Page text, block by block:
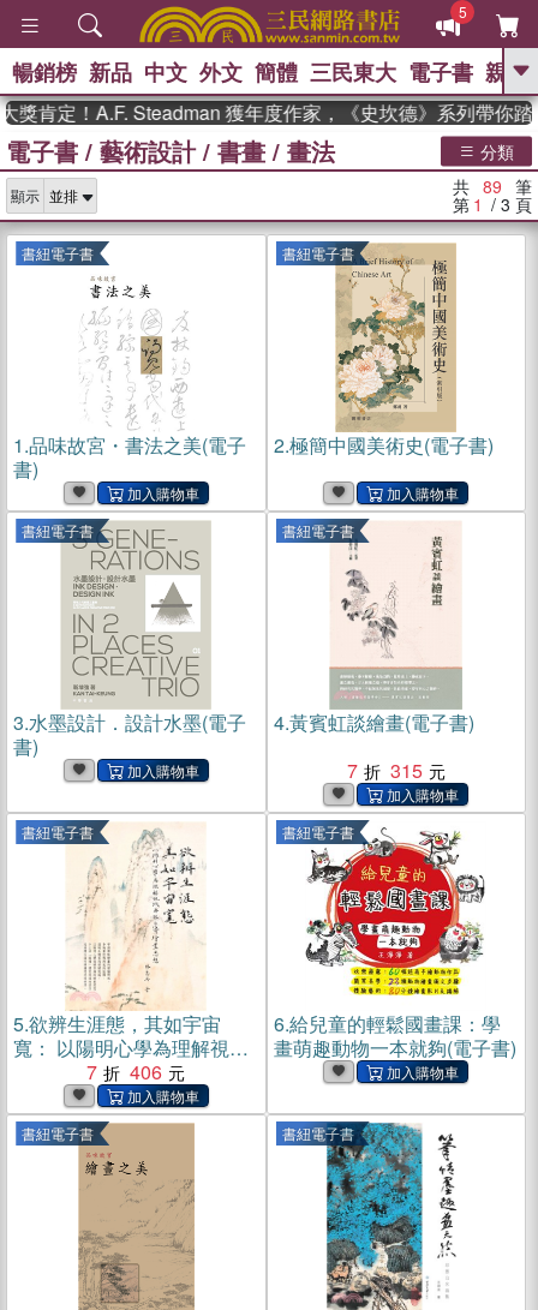
5
GO
熱搜： 東野圭吾 高希均教授回憶錄
、 The Odyssey 、 父親節 、 如果歷
國際布克
獎 臺灣漫遊錄 、 方念華 、 台灣的李
登輝時代 、 數學女孩：黎曼猜想
偉大的迷走神經
暢銷榜 新品 中文 外文 簡體 三民東大 電子書 親子
！A.F. Steadman 獲年度作家，《史坎德》系列帶你踏上熱
電子書 / 藝術設計/ 書畫 / 畫法 分類
顯示 共 89 筆
第 1 / 3 頁
書紐電子書
1.品味故宮・書法之美(電子
書)
書紐電子書
2.極簡中國美術史(電子書)
書紐電子書
3.水墨設計．設計水墨(電子
書)
書紐電子書
4.黃賓虹談繪畫(電子書)
7
315
書紐電子書
5.欲辨生涯態，其如宇宙
寬： 以陽明心學為理解視域
再探石濤繪畫思想(電子書)
7 406
書紐電子書
6.給兒童的輕鬆國畫課：學
畫萌趣動物一本就夠(電子書)
書紐電子書 書紐電子書